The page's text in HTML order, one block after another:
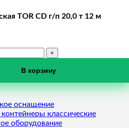
TOR CD г/п 20,0 т 12 м
В корзину
оснащение
классические
оборудование